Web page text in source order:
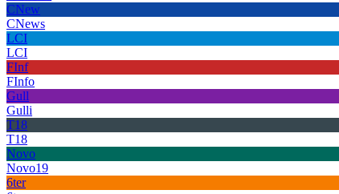
CNew
CNews
LCI
LCI
FInf
FInfo
Gull
Gulli
T18
T18
Novo
Novo19
6ter